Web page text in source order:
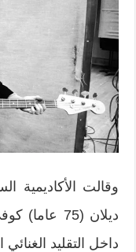
وقالت الأكاديمية
ديلان (75
داخل التقليد